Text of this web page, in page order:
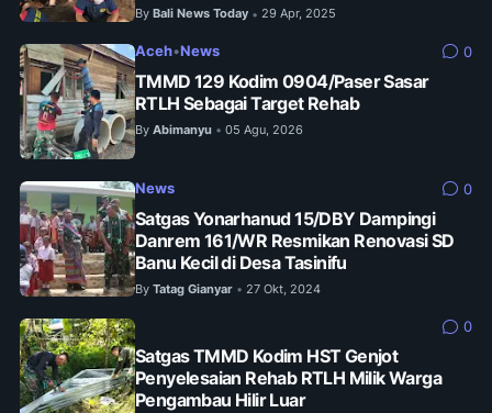
By Bali News Today • 29 Apr, 2025
Aceh•News 0
TMMD 129 Kodim 0904/Paser Sasar
RTLH Sebagai Target Rehab
By Abimanyu • 05 Agu, 2026
News 0
Satgas Yonarhanud 15/DBY Dampingi
Danrem 161/WR Resmikan Renovasi SD
Banu Kecil di Desa Tasinifu
By Tatag Gianyar • 27 Okt, 2024
0
Satgas TMMD Kodim HST Genjot
Penyelesaian Rehab RTLH Milik Warga
Pengambau Hilir Luar